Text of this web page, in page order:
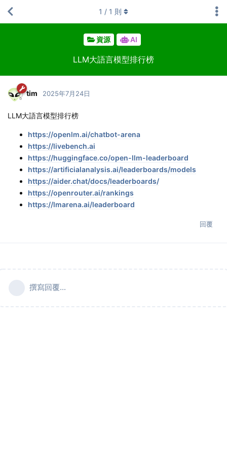
資源 AI
LLM大語言模型排行榜
1 / 1 則
tim 2025年7月24日
LLM大語言模型排行榜
https://openlm.ai/chatbot-arena
https://livebench.ai
https://huggingface.co/open-llm-leaderboard
https://artificialanalysis.ai/leaderboards/models
https://aider.chat/docs/leaderboards/
https://openrouter.ai/rankings
https://lmarena.ai/leaderboard
回覆
撰寫回覆...